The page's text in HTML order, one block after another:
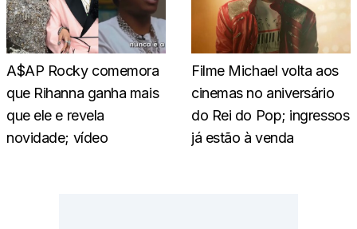
A$AP Rocky comemora
que Rihanna ganha mais
que ele e revela
novidade; vídeo
Filme Michael volta aos
cinemas no aniversário
do Rei do Pop; ingressos
já estão à venda